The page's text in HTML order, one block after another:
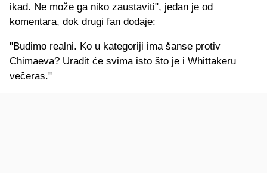
ikad. Ne može ga niko zaustaviti", jedan je od
komentara, dok drugi fan dodaje:
"Budimo realni. Ko u kategoriji ima šanse protiv
Chimaeva? Uradit će svima isto što je i Whittakeru
večeras."